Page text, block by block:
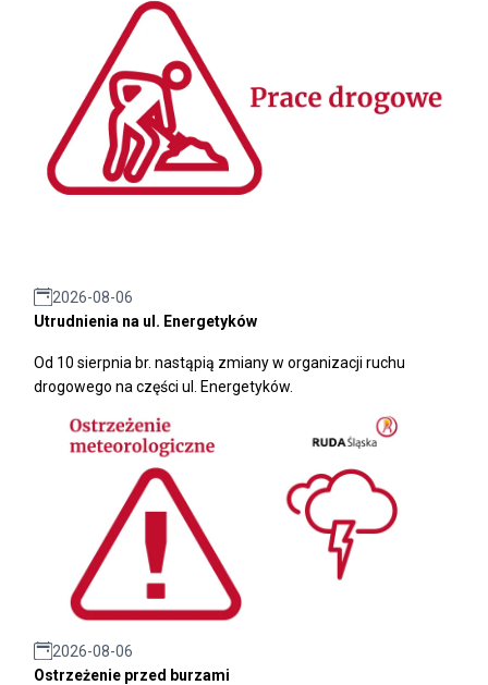
2026-08-06
Utrudnienia na ul. Energetyków
Od 10 sierpnia br. nastąpią zmiany w organizacji ruchu
drogowego na części ul. Energetyków.
2026-08-06
Ostrzeżenie przed burzami